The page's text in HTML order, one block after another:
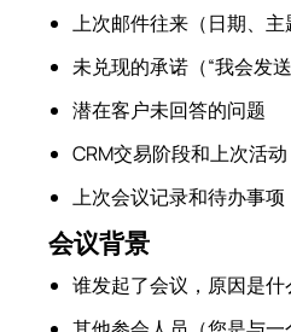
上次邮件往来（日期、主
未兑现的承诺（“我会发
潜在客户未回答的问题
CRM交易阶段和上次活动
上次会议记录和待办事项
会议背景
谁发起了会议，原因是什